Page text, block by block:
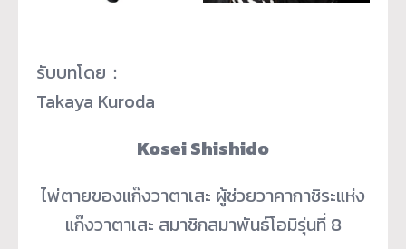
รับบทโดย：
Takaya Kuroda
Kosei Shishido
ไพ่ตายของแก๊งวาตาเสะ ผู้ช่วยวาคากาชิระแห่ง
แก๊งวาตาเสะ สมาชิกสมาพันธ์โอมิรุ่นที่ 8